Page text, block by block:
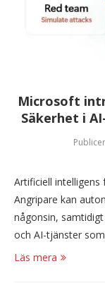
Microsoft
Säkerhet i
Artificiell intelligens
Angripare kan
någonsin,
och AI-tjänster
Läs mera